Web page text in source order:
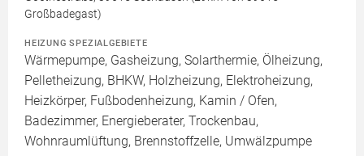
Großbadegast)
HEIZUNG SPEZIALGEBIETE
Wärmepumpe, Gasheizung, Solarthermie, Ölheizung,
Pelletheizung, BHKW, Holzheizung, Elektroheizung,
Heizkörper, Fußbodenheizung, Kamin / Ofen,
Badezimmer, Energieberater, Trockenbau,
Wohnraumlüftung, Brennstoffzelle, Umwälzpumpe